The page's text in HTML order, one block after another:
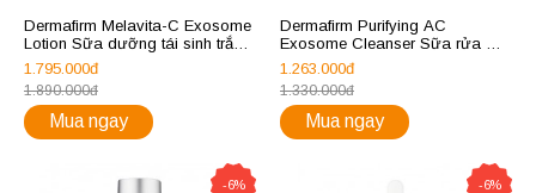
Dermafirm Melavita-C Exosome
Lotion Sữa dưỡng tái sinh trắng
sáng da 200ml
1.795.000đ
1.890.000đ
Mua ngay
Dermafirm Purifying AC
Exosome Cleanser Sữa rửa mặt
cho da dầu mụn 250ml
1.263.000đ
1.330.000đ
Mua ngay
-6% -6%